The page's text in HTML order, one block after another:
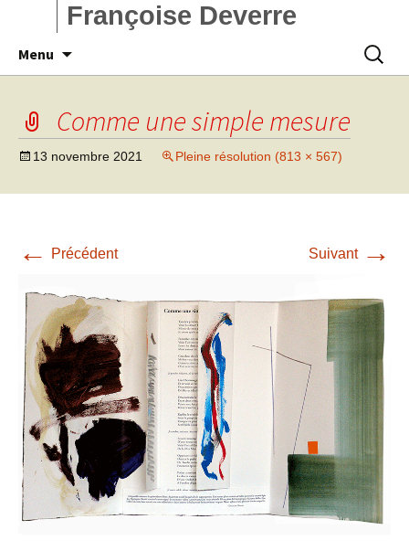
Françoise Deverre
Menu
Comme une simple mesure
13 novembre 2021 Pleine résolution (813 × 567)
← Précédent Suivant →